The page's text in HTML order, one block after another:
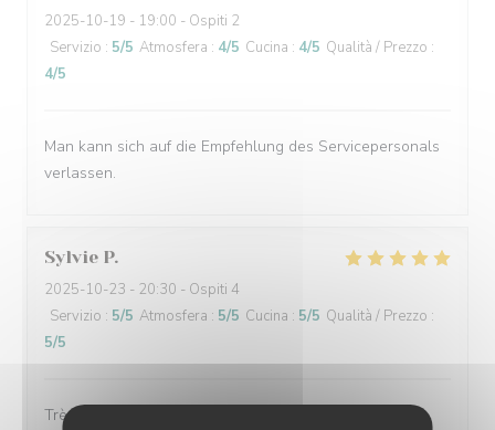
2025-10-19 - 19:00 - Ospiti 2
Servizio : 5/5 Atmosfera : 4/5 Cucina : 4/5 Qualità / Prezzo :
4/5
Man kann sich auf die Empfehlung des Servicepersonals
verlassen.
Sylvie P
2025-10-23 - 20:30 - Ospiti 4
Servizio : 5/5 Atmosfera : 5/5 Cucina : 5/5 Qualità / Prezzo :
5/5
Très bon accueil, les plats étaient très bon et soignés.